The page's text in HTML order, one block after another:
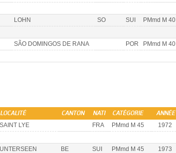
LOHN SO SUI PMmd M 40
SÃO DOMINGOS DE RANA POR PMmd M 40
LOCALITÉ CANTON NATI CATÉGORIE ANNÉE
SAINT LYE FRA PMmd M 45 1972
UNTERSEEN BE SUI PMmd M 45 1973